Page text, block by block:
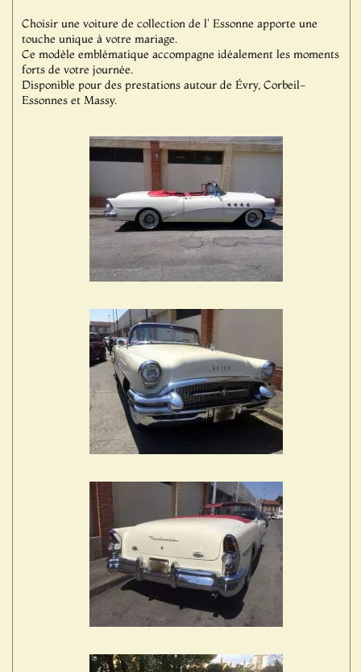
Choisir une voiture de collection de l' Essonne apporte une
touche unique à votre mariage.
Ce modèle emblématique accompagne idéalement les moments
forts de votre journée.
Disponible pour des prestations autour de Évry, Corbeil-
Essonnes et Massy.